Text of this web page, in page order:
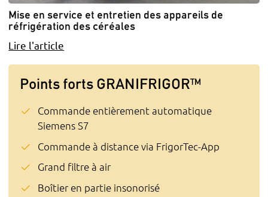
Mise en service et entretien des appareils de
réfrigération des céréales
Lire l'article
Points forts GRANIFRIGOR™
Commande entièrement automatique
Siemens S7
Commande à distance via FrigorTec-App
Grand filtre à air
Boîtier en partie insonorisé